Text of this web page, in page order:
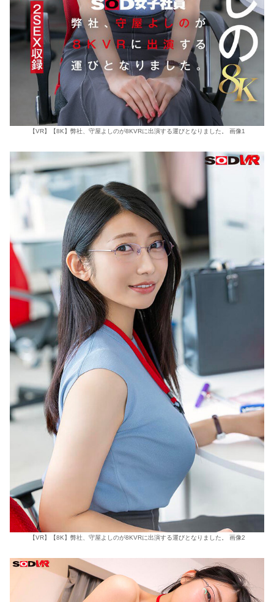
【VR】【8K】弊社、守屋よしのが8KVRに出演する運びとなりました。 画像1
【VR】【8K】弊社、守屋よしのが8KVRに出演する運びとなりました。 画像2